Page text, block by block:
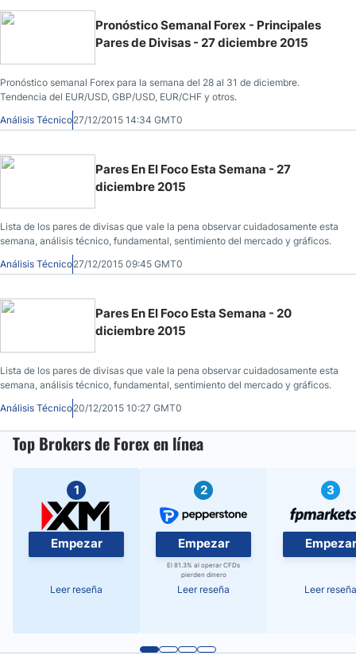
Pronóstico Semanal Forex - Principales
Pares de Divisas - 27 diciembre 2015
Pronóstico semanal Forex para la semana del 28 al 31 de diciembre.
Tendencia del EUR/USD, GBP/USD, EUR/CHF y otros.
Análisis Técnico27/12/2015 14:34 GMT0
Pares En El Foco Esta Semana - 27
diciembre 2015
Lista de los pares de divisas que vale la pena observar cuidadosamente esta
semana, análisis técnico, fundamental, sentimiento del mercado y gráficos.
Análisis Técnico27/12/2015 09:45 GMT0
Pares En El Foco Esta Semana - 20
diciembre 2015
Lista de los pares de divisas que vale la pena observar cuidadosamente esta
semana, análisis técnico, fundamental, sentimiento del mercado y gráficos.
Análisis Técnico20/12/2015 10:27 GMT0
Top Brokers de Forex en línea
1
Empezar
Leer reseña
2
Empezar
El 81.3% al operar CFDs
pierden dinero
Leer reseña
3
Empezar
Leer reseña